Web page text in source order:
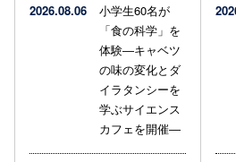
2026.08.06
小学生60名が
「食の科学」を
体験―キャベツ
の味の変化とダ
イラタンシーを
学ぶサイエンス
カフェを開催―